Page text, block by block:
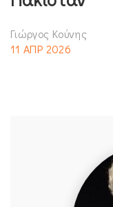
Γιώργος Κούνης
11 ΑΠΡ 2026